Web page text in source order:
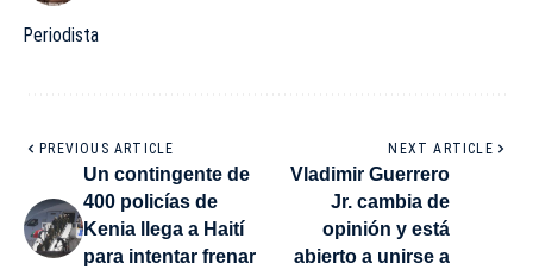
Periodista
PREVIOUS ARTICLE
Un contingente de
400 policías de
Kenia llega a Haití
para intentar frenar
NEXT ARTICLE
Vladimir Guerrero
Jr. cambia de
opinión y está
abierto a unirse a